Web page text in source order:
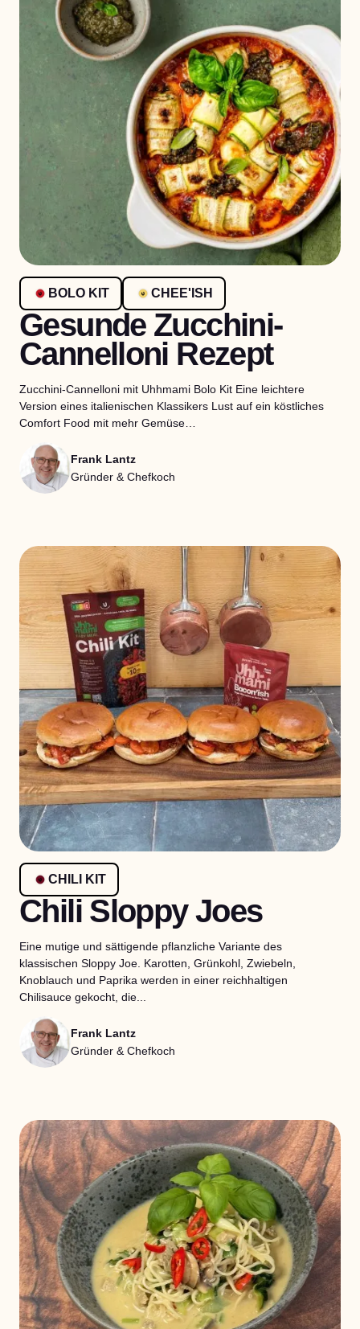
BOLO KIT CHEE'ISH
Gesunde Zucchini-
Cannelloni Rezept
Zucchini-Cannelloni mit Uhhmami Bolo Kit Eine leichtere
Version eines italienischen Klassikers Lust auf ein köstliches
Comfort Food mit mehr Gemüse…
Frank Lantz
Gründer & Chefkoch
CHILI KIT
Chili Sloppy Joes
Eine mutige und sättigende pflanzliche Variante des
klassischen Sloppy Joe. Karotten, Grünkohl, Zwiebeln,
Knoblauch und Paprika werden in einer reichhaltigen
Chilisauce gekocht, die...
Frank Lantz
Gründer & Chefkoch